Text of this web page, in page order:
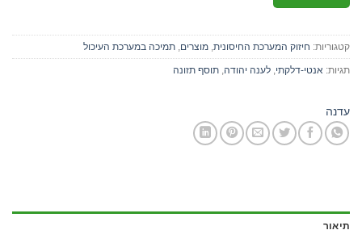
קטגוריות: חיזוק המערכת החיסונית מוצרים תמיכה במערכת העיכול
תגיות: אנטי-דלקתי לענה יהודה תוסף תזונה
עדנה
תיאור